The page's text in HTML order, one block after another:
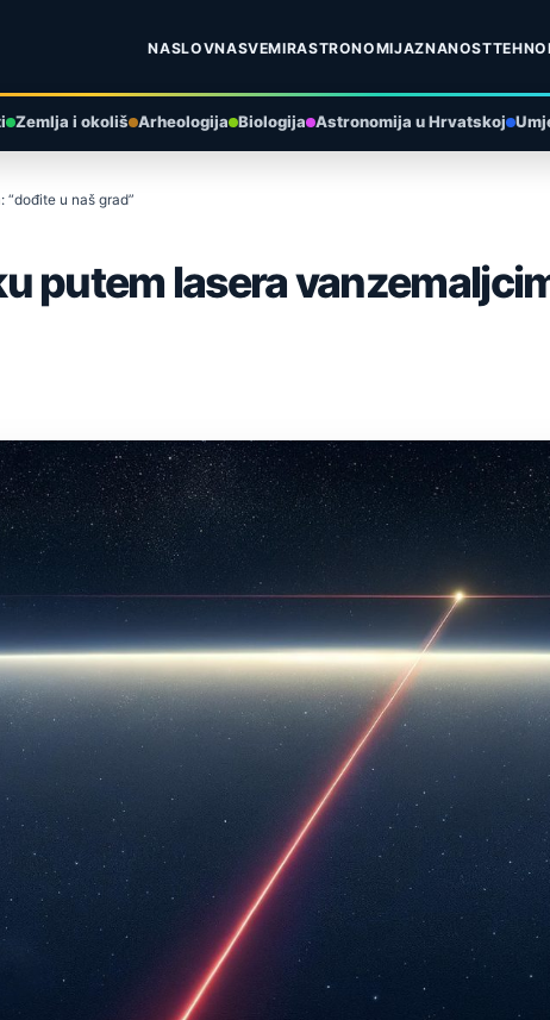
NASLOVNASVEMIRASTRONOMIJAZNANOST
Zemlja i okoliš Arheologija Biologija Astronomija u Hrvatskoj
u naš grad”
putem lasera